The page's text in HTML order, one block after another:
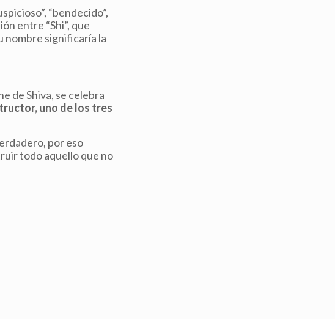
“bendecido”,
entre “Shi”, que
nombre significaría la
de Shiva, se celebra
uno de los tres
por eso
todo aquello que no